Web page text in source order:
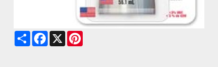
Share Facebook
X